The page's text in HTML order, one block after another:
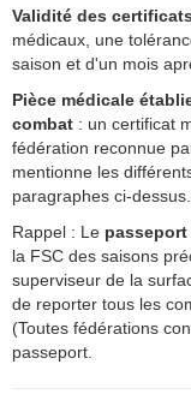
Validité des
médicaux, une
saison et d'un mois
Pièce médicale
combat : un certificat
fédération reconnue
mentionne les
paragraphes ci-dessus.
Rappel : Le
la FSC des saisons
superviseur de la
de reporter tous les
(Toutes fédérations
passeport.